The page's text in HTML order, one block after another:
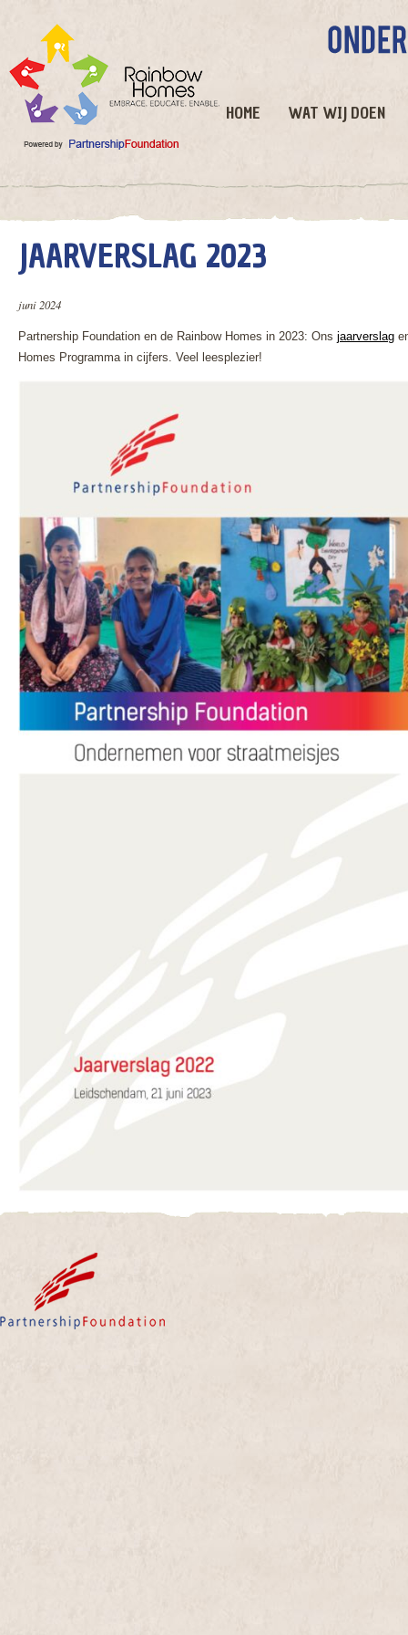
HOME WAT WIJ DOEN
JAARVERSLAG 2023
juni 2024
Partnership Foundation en de Rainbow Homes in 2023: Ons jaarverslag
Homes Programma in cijfers. Veel leesplezier!